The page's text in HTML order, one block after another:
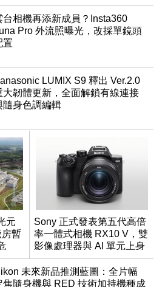
台相機再添新成員？Insta360
Pro 外流照曝光，改採單鏡頭
置
LUMIX S9 釋出 Ver.2.0
大韌體更新，全面解鎖有線連接
隨身色調編輯
元
暫
Sony 正式發表第五代高倍
率一體式相機 RX10 V，雙
影像處理器與 AI 單元上身
未來新品推測藍圖：全片幅
焦隨身機與 RED 技術加持機種成